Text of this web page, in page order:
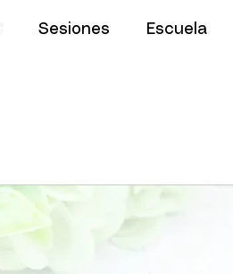
Sesiones Escuela